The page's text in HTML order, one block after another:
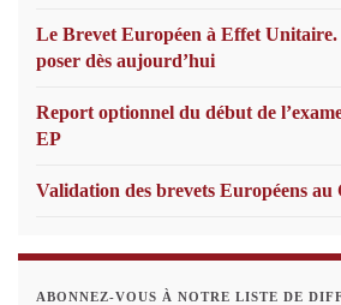
Le Brevet Européen à Effet Unitaire.
poser dès aujourd’hui
Report optionnel du début de
EP
Validation des brevets Européens
ABONNEZ-VOUS À NOTRE LISTE DE